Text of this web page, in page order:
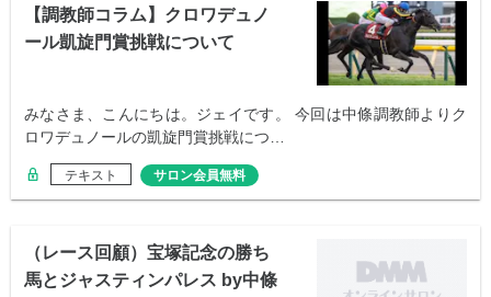
【調教師コラム】クロワデュノ
ール凱旋門賞挑戦について
みなさま、こんにちは。ジェイです。 今回は中條調教師よりク
ロワデュノールの凱旋門賞挑戦につ…
テキスト サロン会員無料
（レース回顧）宝塚記念の勝ち
馬とジャスティンパレス by中條